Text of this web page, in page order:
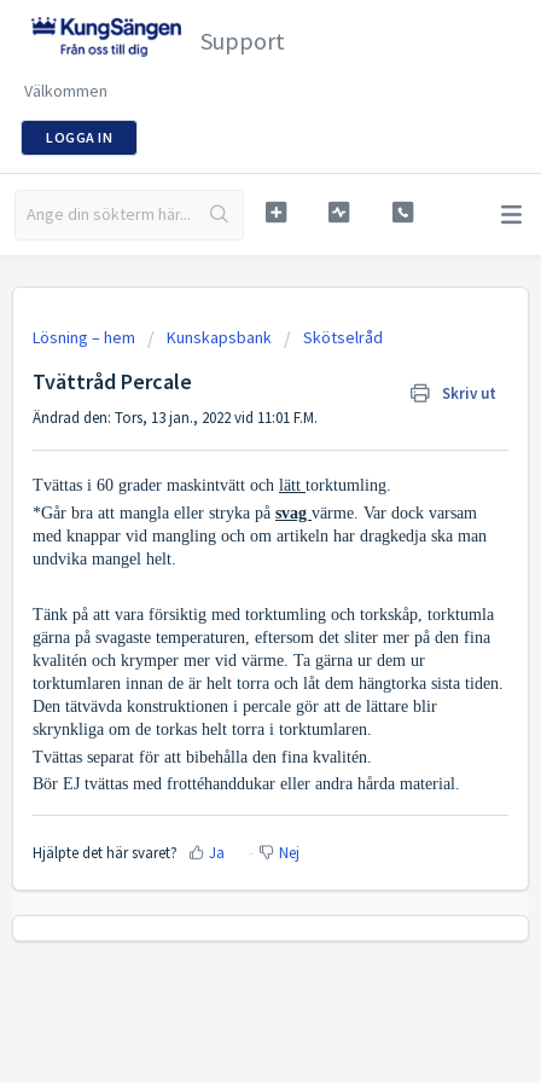
Support
Välkommen
LOGGA IN
Lösning – hem Kunskapsbank Skötselråd
Tvättråd Percale
Skriv ut
Ändrad den: Tors, 13 jan., 2022 vid 11:01 F.M.
Tvättas i 60 grader maskintvätt och lätt torktumling.
*Går bra att mangla eller stryka på svag värme. Var dock varsam
med knappar vid mangling och om artikeln har dragkedja ska man
undvika mangel helt.
Tänk på att vara försiktig med torktumling och torkskåp, torktumla
gärna på svagaste temperaturen, eftersom det sliter mer på den fina
kvalitén och krymper mer vid värme. Ta gärna ur dem ur
torktumlaren innan de är helt torra och låt dem hängtorka sista tiden.
Den tätvävda konstruktionen i percale gör att de lättare blir
skrynkliga om de torkas helt torra i torktumlaren.
Tvättas separat för att bibehålla den fina kvalitén.
Bör EJ tvättas med frottéhanddukar eller andra hårda material.
Hjälpte det här svaret? Ja Nej